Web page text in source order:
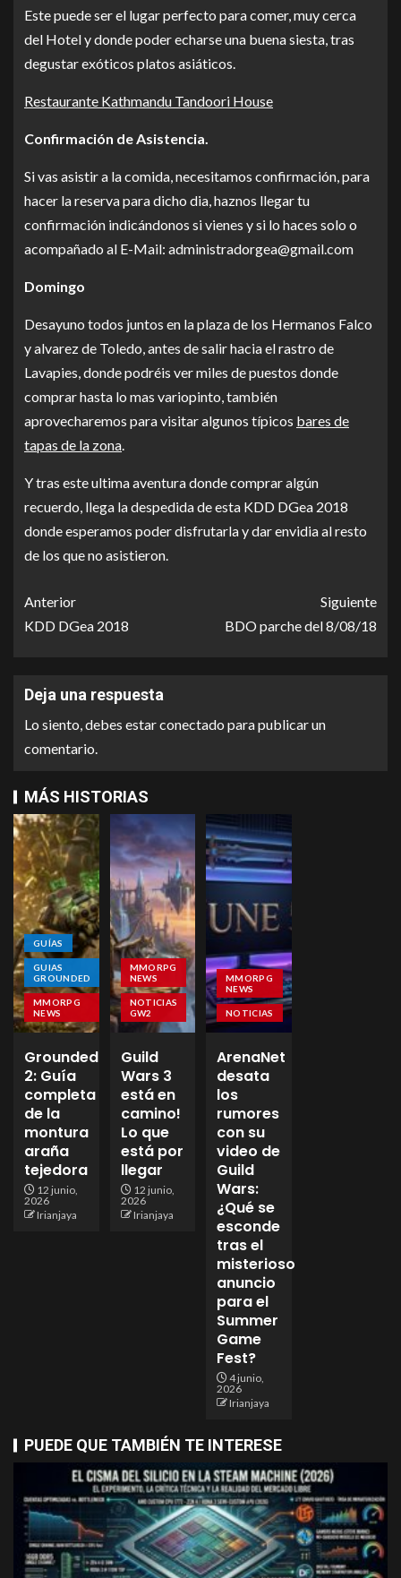
Este puede ser el lugar perfecto para comer, muy cerca
del Hotel y donde poder echarse una buena siesta, tras
degustar exóticos platos asiáticos.
Restaurante Kathmandu Tandoori House
Confirmación de Asistencia.
Si vas asistir a la comida, necesitamos confirmación, para
hacer la reserva para dicho dia, haznos llegar tu
confirmación indicándonos si vienes y si lo haces solo o
acompañado al E-Mail: administradorgea@gmail.com
Domingo
Desayuno todos juntos en la plaza de los Hermanos Falco
y alvarez de Toledo, antes de salir hacia el rastro de
Lavapies, donde podréis ver miles de puestos donde
comprar hasta lo mas variopinto, también
aprovecharemos para visitar algunos típicos bares de
tapas de la zona.
Y tras este ultima aventura donde comprar algún
recuerdo, llega la despedida de esta KDD DGea 2018
donde esperamos poder disfrutarla y dar envidia al resto
de los que no asistieron.
Anterior
KDD DGea 2018
Siguiente
BDO parche del 8/08/18
Deja una respuesta
Lo siento, debes estarconectado para publicar un
comentario.
MÁS HISTORIAS
GUÍAS
GUIAS
GROUNDED
MMORPG
NEWS
Grounded
2: Guía
completa
de la
montura
araña
tejedora
12 junio,
2026
Irianjaya
MMORPG
NEWS
NOTICIAS
GW2
Guild
Wars 3
está en
camino!
Lo que
está por
llegar
12 junio,
2026
Irianjaya
MMORPG
NEWS
NOTICIAS
ArenaNet
desata
los
rumores
con su
video de
Guild
Wars:
¿Qué se
esconde
tras el
misterioso
anuncio
para el
Summer
Game
Fest?
4 junio,
2026
Irianjaya
PUEDE QUE TAMBIÉN TE INTERESE